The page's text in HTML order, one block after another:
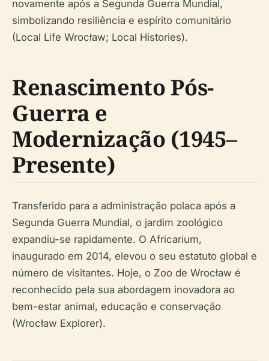
novamente após a Segunda Guerra Mundial,
simbolizando resiliência e espírito comunitário
(Local Life Wrocław; Local Histories).
Renascimento Pós-
Guerra e
Modernização (1945–
Presente)
Transferido para a administração polaca após a
Segunda Guerra Mundial, o jardim zoológico
expandiu-se rapidamente. O Africarium,
inaugurado em 2014, elevou o seu estatuto global e
número de visitantes. Hoje, o Zoo de Wrocław é
reconhecido pela sua abordagem inovadora ao
bem-estar animal, educação e conservação
(Wrocław Explorer).